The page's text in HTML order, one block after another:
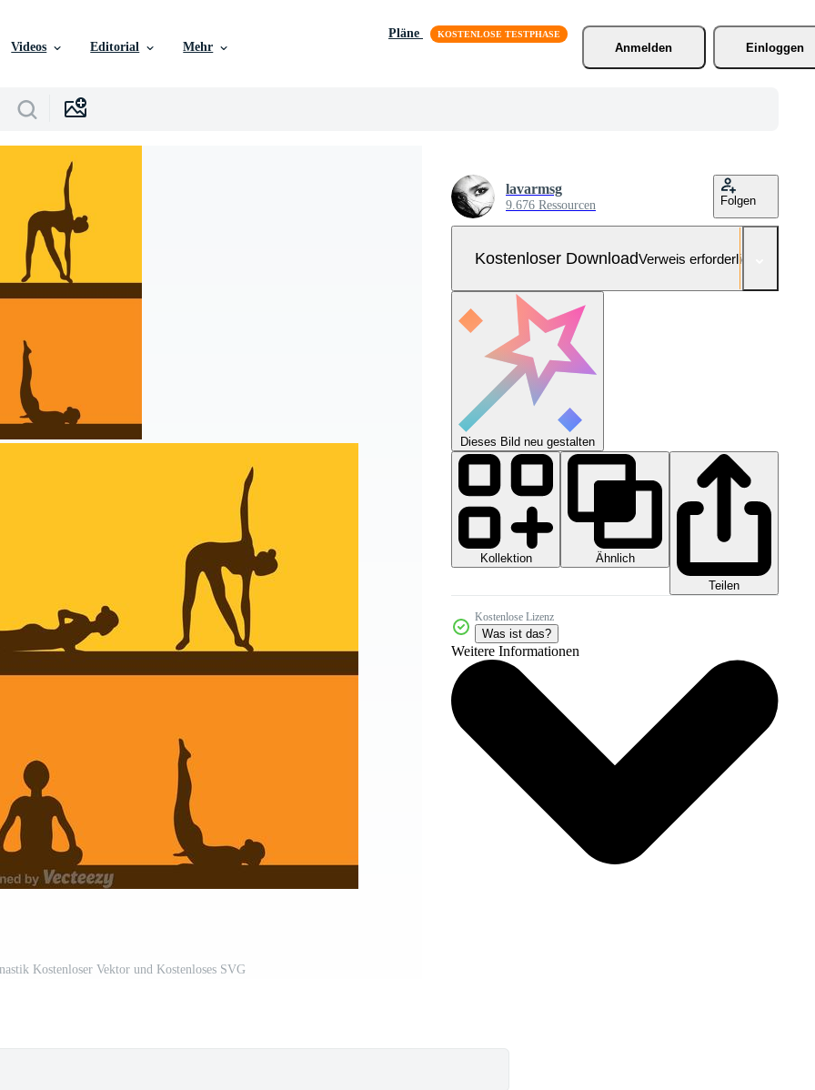
Videos Editorial Mehr
Pläne
Anmelden
Einloggen
Kostenloser Vektor und Kostenloses SVG
lavarmsg
9.676 Ressourcen Folgen
Kostenloser DownloadVerweis erforderlich
Dieses Bild neu gestalten
Kollektion
Ähnlich
Teilen
Kostenlose Lizenz
Was ist das?
Weitere Informationen